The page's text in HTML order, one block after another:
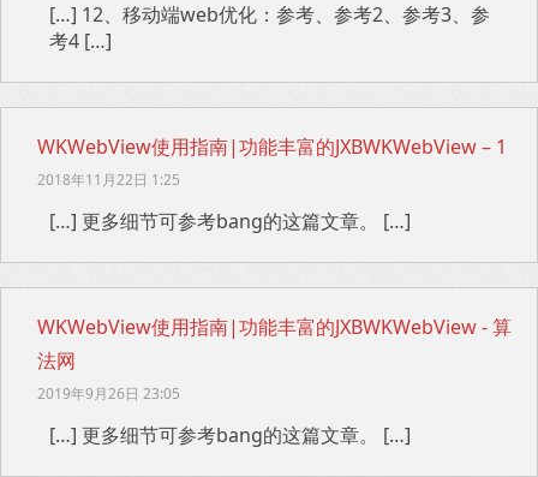
[…] 12、移动端web优化：参考、参考2、参考3、参
考4 […]
WKWebView使用指南|功能丰富的JXBWKWebView – 1
2018年11月22日 1:25
[…] 更多细节可参考bang的这篇文章。 […]
WKWebView使用指南|功能丰富的JXBWKWebView - 算
法网
2019年9月26日 23:05
[…] 更多细节可参考bang的这篇文章。 […]